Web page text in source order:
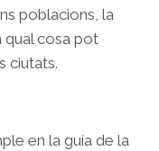
poblacions, la
qual cosa pot
ciutats.
en la guía de la